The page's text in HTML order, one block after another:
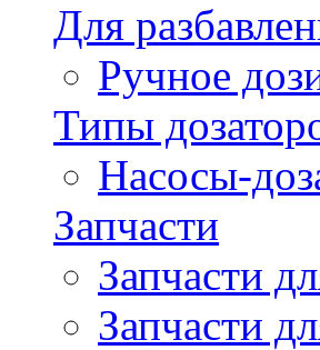
Для
Ручное
Типы
Насосы-
Запчасти
Запчасти
Запчасти